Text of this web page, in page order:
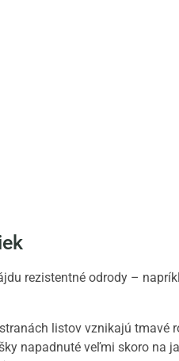
rezistentné odrody –
listov vznikajú tmavé
napadnuté veľmi skoro na